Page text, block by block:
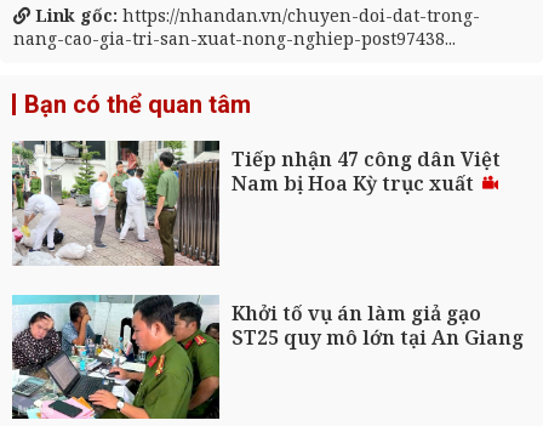
Link gốc: https://nhandan.vn/chuyen-doi-dat-trong-
nang-cao-gia-tri-san-xuat-nong-nghiep-post97438...
Bạn có thể quan tâm
Tiếp nhận 47 công dân Việt
Nam bị Hoa Kỳ trục xuất
Khởi tố vụ án làm giả gạo
ST25 quy mô lớn tại An Giang